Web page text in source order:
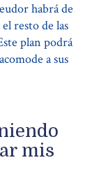
habrá de
resto de las
plan podrá
a sus
mis